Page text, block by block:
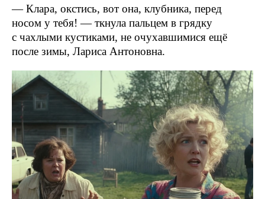
— Клара, окстись, вот она, клубника, перед
носом у тебя! — ткнула пальцем в грядку
с чахлыми кустиками, не очухавшимися ещё
после зимы, Лариса Антоновна.